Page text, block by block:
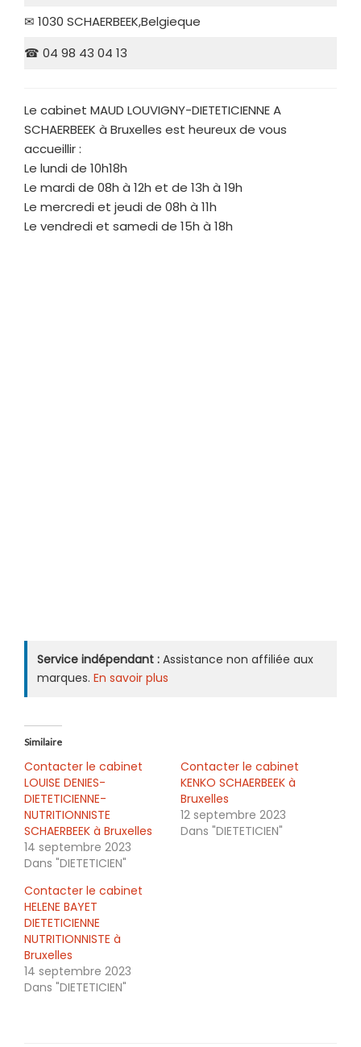
✉ 1030 SCHAERBEEK,Belgieque
☎ 04 98 43 04 13
Le cabinet MAUD LOUVIGNY-DIETETICIENNE A
SCHAERBEEK à Bruxelles est heureux de vous
accueillir :
Le lundi de 10h18h
Le mardi de 08h à 12h et de 13h à 19h
Le mercredi et jeudi de 08h à 11h
Le vendredi et samedi de 15h à 18h
Service indépendant : Assistance non affiliée aux
marques. En savoir plus
Similaire
Contacter le cabinet
LOUISE DENIES-
DIETETICIENNE-
NUTRITIONNISTE
SCHAERBEEK à Bruxelles
14 septembre 2023
Dans "DIETETICIEN"
Contacter le cabinet
KENKO SCHAERBEEK à
Bruxelles
12 septembre 2023
Dans "DIETETICIEN"
Contacter le cabinet
HELENE BAYET
DIETETICIENNE
NUTRITIONNISTE à
Bruxelles
14 septembre 2023
Dans "DIETETICIEN"